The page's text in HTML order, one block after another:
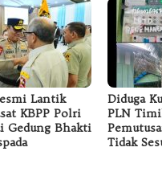
Lantik
KBPP Polri
Gedung Bhakti
Diduga
PLN
Tidak